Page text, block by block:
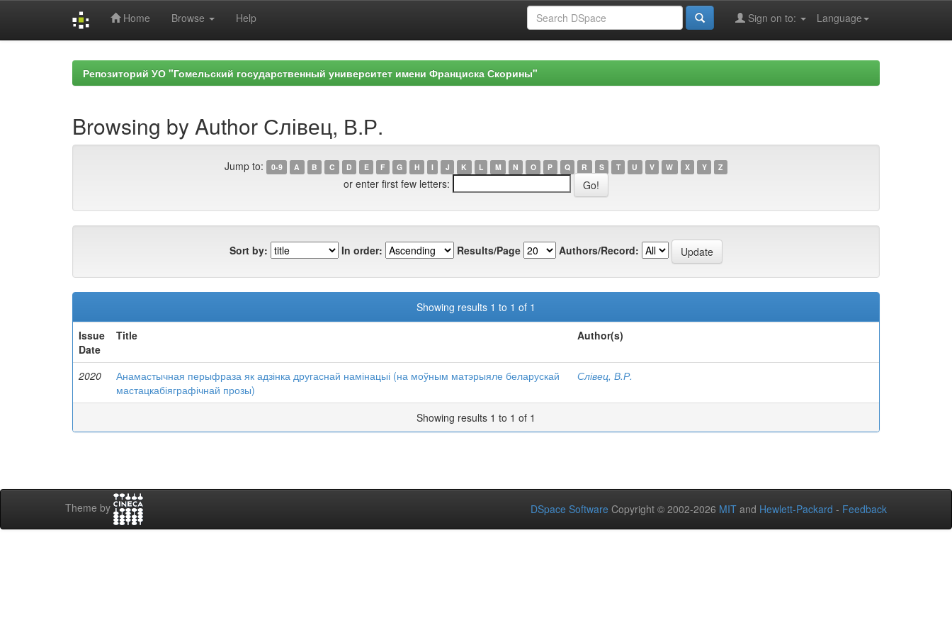
Home Browse Help Language
Sign on to:
Репозиторий УО "Гомельский государственный университет имени Франциска Скорины"
Browsing by Author Слівец, В.Р.
Jump to: 0-9 A B C D E F G H I J K L M N O P Q R S T U V W X Y Z
or enter first few letters:
Sort by: In order: Results/Page Authors/Record:
Showing results 1 to 1 of 1
Issue
Date
Title Author(s)
2020
Анамастычная перыфраза як адзінка другаснай намінацыі (на моўным матэрыяле беларускай
мастацкабіяграфічнай прозы)
Слівец, В.Р.
Showing results 1 to 1 of 1
Theme by DSpace Software Copyright © 2002-2026 MIT and Hewlett-Packard - Feedback